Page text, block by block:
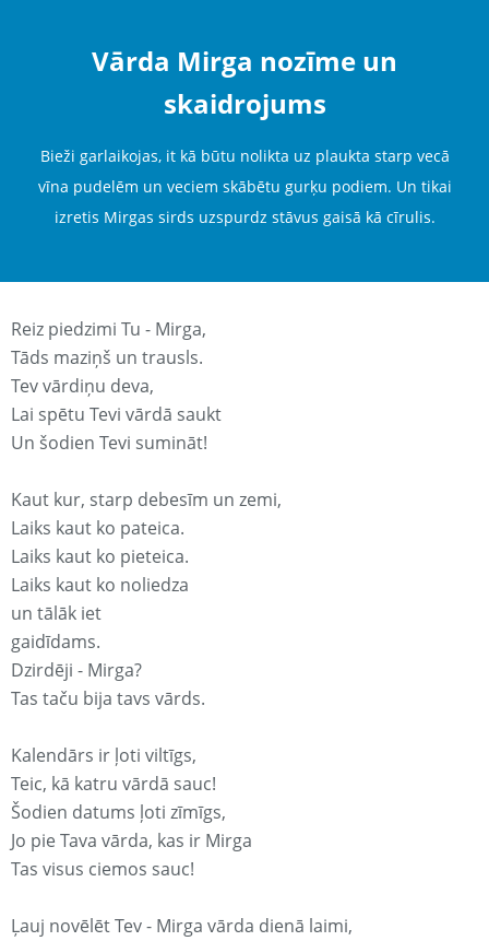
Vārda Mirga nozīme un
skaidrojums
Bieži garlaikojas, it kā būtu nolikta uz plaukta starp vecā
vīna pudelēm un veciem skābētu gurķu podiem. Un tikai
izretis Mirgas sirds uzspurdz stāvus gaisā kā cīrulis.
Reiz piedzimi Tu - Mirga,
Tāds maziņš un trausls.
Tev vārdiņu deva,
Lai spētu Tevi vārdā saukt
Un šodien Tevi sumināt!
Kaut kur, starp debesīm un zemi,
Laiks kaut ko pateica.
Laiks kaut ko pieteica.
Laiks kaut ko noliedza
un tālāk iet
gaidīdams.
Dzirdēji - Mirga?
Tas taču bija tavs vārds.
Kalendārs ir ļoti viltīgs,
Teic, kā katru vārdā sauc!
Šodien datums ļoti zīmīgs,
Jo pie Tava vārda, kas ir Mirga
Tas visus ciemos sauc!
Ļauj novēlēt Tev - Mirga vārda dienā laimi,